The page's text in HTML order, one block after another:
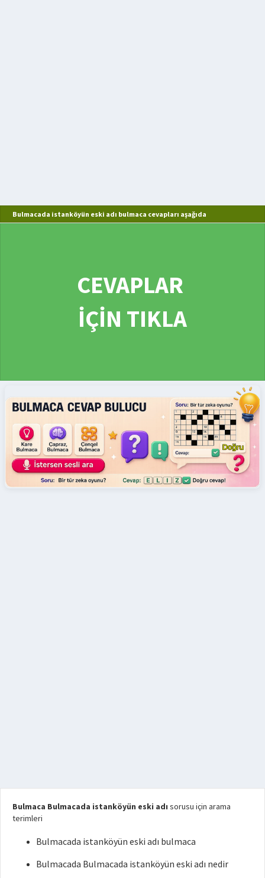
Bulmacada istanköyün eski adı bulmaca cevapları aşağıda
CEVAPLAR
İÇİN TIKLA
Bulmaca Bulmacada istanköyün eski adı sorusu için arama
terimleri
Bulmacada istanköyün eski adı bulmaca
Bulmacada Bulmacada istanköyün eski adı nedir